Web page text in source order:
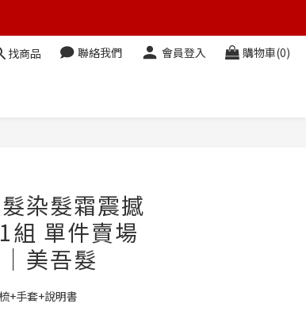
找商品 聯絡我們 會員登入 購物車(0)
染髮霜震撼
組 單件賣場
美吾髮
+手套+說明書